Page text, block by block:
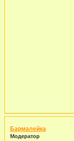
Бармалейка
Модератор